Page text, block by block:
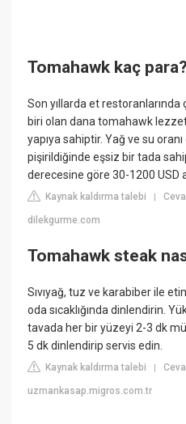
Tomahawk kaç para?
Son yıllarda et restoranlarında
biri olan dana tomahawk
yapıya sahiptir. Yağ ve su
pişirildiğinde eşsiz bir tada
derecesine göre 30-1200 USD
Kaynak kaldırma talebi |
dilekgurme.com
Tomahawk steak
Sıvıyağ, tuz ve karabiber ile
oda sıcaklığında dinlendirin.
tavada her bir yüzeyi 2-3 dk
5 dk dinlendirip servis edin.
Kaynak kaldırma talebi |
uzmankasap.migros.com.tr